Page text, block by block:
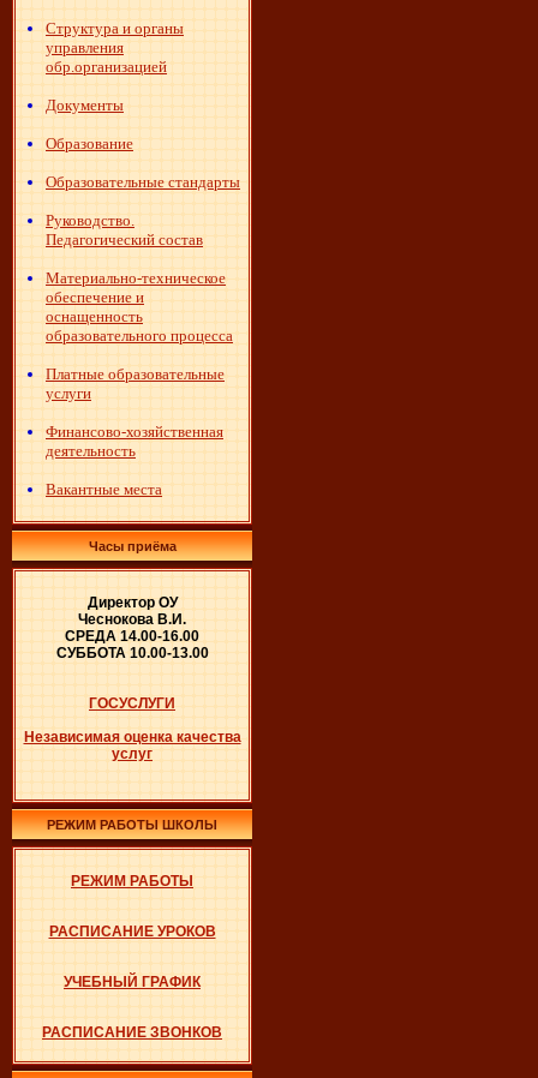
Структура и органы
управления
обр.организацией
Документы
Образование
Образовательные стандарты
Руководство.
Педагогический состав
Материально-техническое
обеспечение и
оснащенность
образовательного процесса
Платные образовательные
услуги
Финансово-хозяйственная
деятельность
Вакантные места
Часы приёма
Директор ОУ
Чеснокова В.И.
СРЕДА 14.00-16.00
СУББОТА 10.00-13.00
ГОСУСЛУГИ
Независимая оценка качества
услуг
РЕЖИМ РАБОТЫ ШКОЛЫ
РЕЖИМ РАБОТЫ
РАСПИСАНИЕ УРОКОВ
УЧЕБНЫЙ ГРАФИК
РАСПИСАНИЕ ЗВОНКОВ